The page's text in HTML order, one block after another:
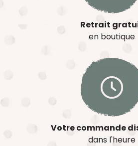
Retrait
en boutique
Votre commande
dans l'heure